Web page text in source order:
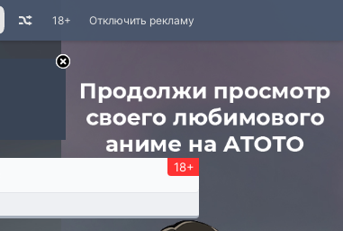
Отключить рекламу
18+
18+